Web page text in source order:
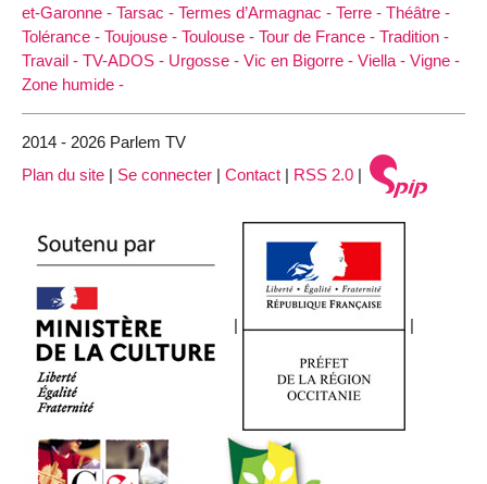
et-Garonne - Tarsac - Termes d’Armagnac - Terre - Théâtre -
Tolérance - Toujouse - Toulouse - Tour de France - Tradition -
Travail - TV-ADOS - Urgosse - Vic en Bigorre - Viella - Vigne -
Zone humide -
2014 - 2026 Parlem TV
Plan du site | Se connecter | Contact | RSS 2.0 |
| |